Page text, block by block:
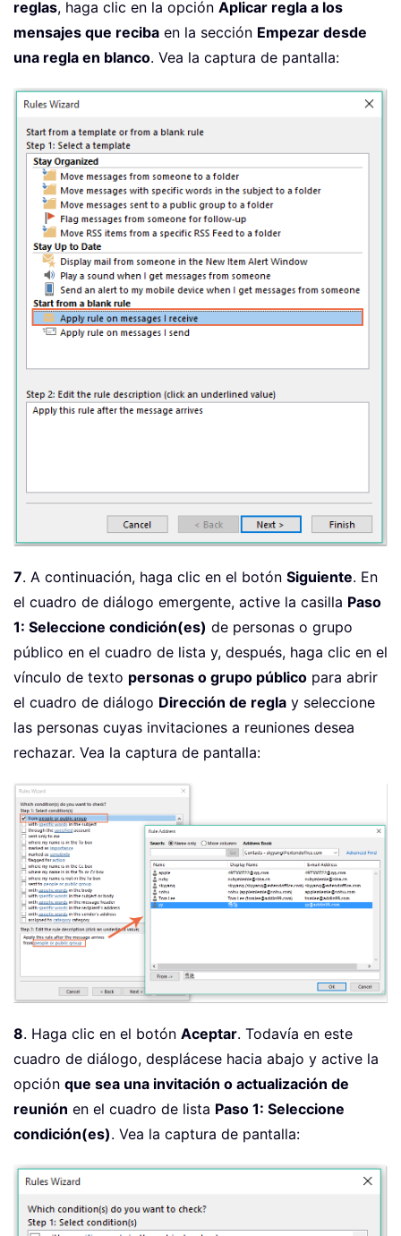
reglas, haga clic en la opción Aplicar regla a los
mensajes que reciba en la sección Empezar desde
una regla en blanco. Vea la captura de pantalla:
7. A continuación, haga clic en el botón Siguiente. En
el cuadro de diálogo emergente, active la casilla Paso
1: Seleccione condición(es) de personas o grupo
público en el cuadro de lista y, después, haga clic en el
vínculo de texto personas o grupo público para abrir
el cuadro de diálogo Dirección de regla y seleccione
las personas cuyas invitaciones a reuniones desea
rechazar. Vea la captura de pantalla:
8. Haga clic en el botón Aceptar. Todavía en este
cuadro de diálogo, desplácese hacia abajo y active la
opción que sea una invitación o actualización de
reunión en el cuadro de lista Paso 1: Seleccione
condición(es). Vea la captura de pantalla: